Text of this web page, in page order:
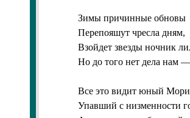
Зимы причинные обновы
Перепояшут чресла дням,
Взойдет звезды ночник
Но до того нет дела нам —
Все это видит юный
Упавший с низменности